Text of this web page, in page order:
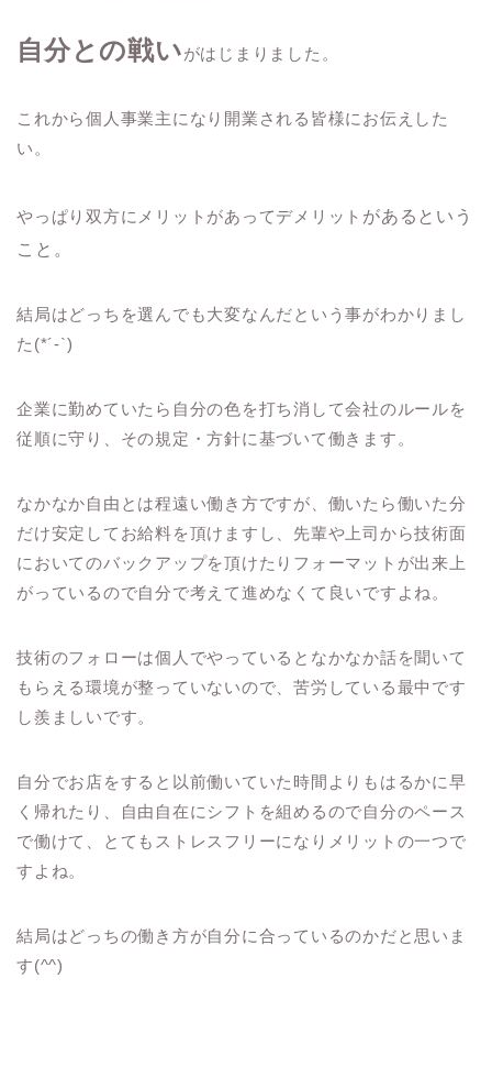
自分との戦いがはじまりました。
これから個人事業主になり開業される皆様にお伝えした
い。
やっぱり双方にメリットがあってデメリット があるという
こと。
結局はどっちを選んでも大変なんだという事がわかりまし
た(*´-`)
企業に勤めていたら自分の色を打ち消して会社のルールを
従順に守り、その規定・方針に基づいて働きます。
なかなか自由とは程遠い働き方ですが、働いたら働いた分
だけ安定してお給料を頂けますし、先輩や上司から技術面
においてのバックアップを頂けたりフォーマットが出来上
がっているので自分で考えて進めなくて良いですよね。
技術のフォローは個人でやっているとなかなか話を聞いて
もらえる環境が整っていないので、苦労している最中です
し羨ましいです。
自分でお店をすると以前働いていた時間よりもはるかに早
く帰れたり、自由自在にシフトを組めるので自分のペース
で働けて、とてもストレスフリーになりメリットの一つで
すよね。
結局はどっちの働き方が自分に合っているのかだと思いま
す(^^)